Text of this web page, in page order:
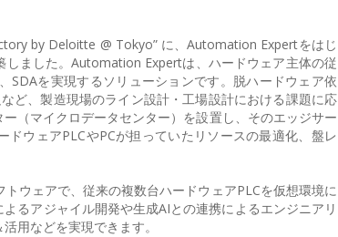
by Deloitte @ Tokyo” に、Automation Expertをはじ
ました。Automation Expertは、ハードウェア主体の従
SDAを実現するソリューションです。脱ハードウェア依
ど、製造現場のライン設計・工場設計における課題に応
（マイクロデータセンター）を設置し、そのエッジサー
ウェアPLCやPCが担っていたリソースの最適化、盤レ
ウェアで、従来の複数台ハードウェアPLCを仮想環境に
るアジャイル開発や生成AIとの連携によるエンジニアリ
用などを実現できます。